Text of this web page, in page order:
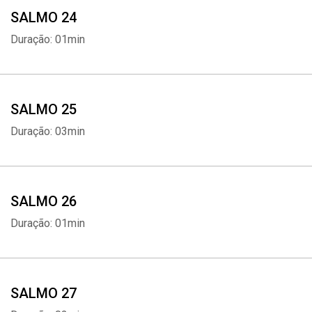
SALMO 24
Duração: 01min
SALMO 25
Duração: 03min
SALMO 26
Duração: 01min
SALMO 27